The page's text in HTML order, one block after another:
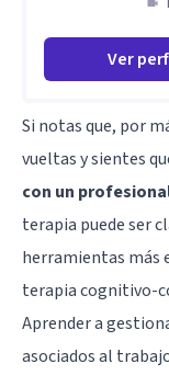
Ver
Si notas que, por
vueltas y sientes
con un
terapia puede ser
herramientas más
terapia cognitivo-
Aprender a
asociados al